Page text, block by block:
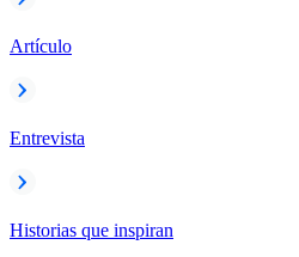
Artículo
Entrevista
Historias que inspiran